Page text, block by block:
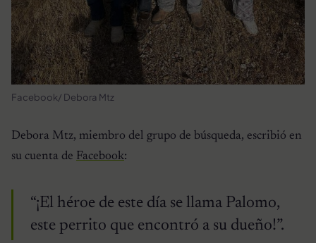
Facebook/ Debora Mtz
Debora Mtz, miembro del grupo de búsqueda, escribió en
su cuenta de Facebook:
“¡El héroe de este día se llama Palomo,
este perrito que encontró a su dueño!”.